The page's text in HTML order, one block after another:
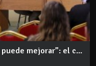
mejorar”: el c...